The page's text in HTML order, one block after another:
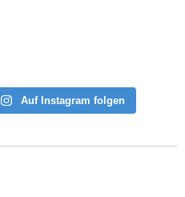
Auf Instagram folgen